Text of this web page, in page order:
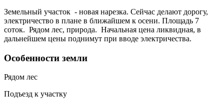
Земельный участок - новая нарезка. Сейчас делают дорогу,
электричество в плане в ближайшем к осени. Площадь 7
соток. Рядом лес, природа. Начальная цена ликвидная, в
дальнейшем цены поднимут при вводе электричества.
Особенности земли
Рядом лес
Подъезд к участку